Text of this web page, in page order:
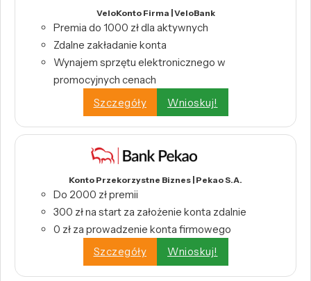
VeloKonto Firma | VeloBank
Premia do 1000 zł dla aktywnych
Zdalne zakładanie konta
Wynajem sprzętu elektronicznego w
promocyjnych cenach
Szczegóły
Wnioskuj!
Konto Przekorzystne Biznes | Pekao S.A.
Do 2000 zł premii
300 zł na start za założenie konta zdalnie
0 zł za prowadzenie konta firmowego
Szczegóły
Wnioskuj!